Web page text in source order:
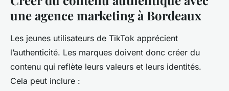
une agence marketing à Bordeaux
Les jeunes utilisateurs de TikTok apprécient
l’authenticité. Les marques doivent donc créer du
contenu qui reflète leurs valeurs et leurs identités.
Cela peut inclure :